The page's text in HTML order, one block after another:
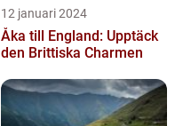
12 januari 2024
Åka till England: Upptäck
den Brittiska Charmen